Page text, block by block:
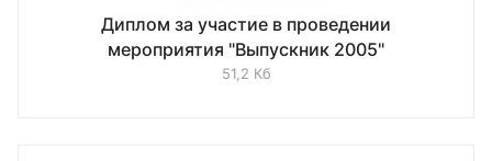
Диплом за участие в проведении
мероприятия "Выпускник 2005"
51,2 Кб